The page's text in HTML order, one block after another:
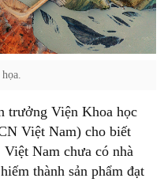
trưởng Viện Khoa học
Việt Nam) cho biết
Việt Nam chưa có nhà
thành sản phẩm đạt